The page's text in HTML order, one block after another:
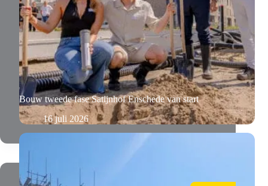
Bouw tweede fase Satijnhof Enschede van start
16 juli 2026